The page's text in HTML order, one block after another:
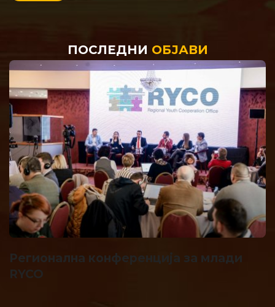
ПОСЛЕДНИ ОБЈАВИ
Регионална конференција за млади
RYCO